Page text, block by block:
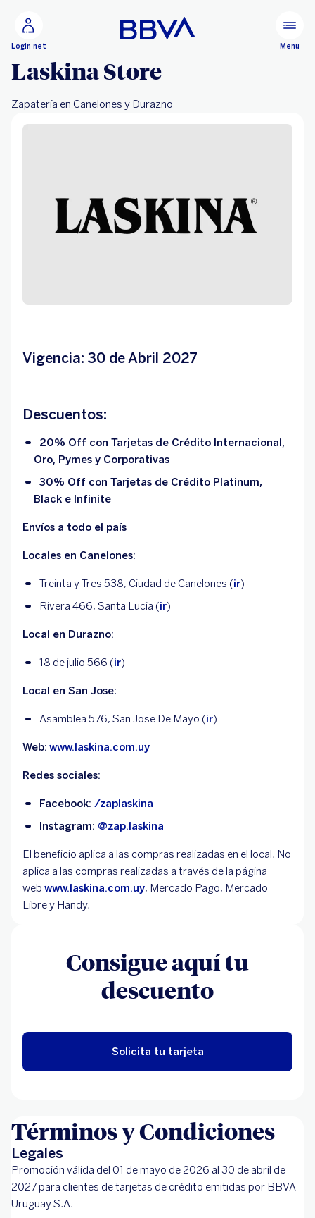
Configurar
Login net Menu
Laskina Store
Zapatería en Canelones y Durazno
Vigencia: 30 de Abril 2027
Descuentos:
20% Off con Tarjetas de Crédito Internacional,
Oro, Pymes y Corporativas
30% Off con Tarjetas de Crédito Platinum,
Black e Infinite
Envíos a todo el país
Locales en Canelones:
Treinta y Tres 538, Ciudad de Canelones (ir)
Rivera 466, Santa Lucia (ir)
Local en Durazno:
18 de julio 566 (ir)
Local en San Jose:
Asamblea 576, San Jose De Mayo (ir)
Web: www.laskina.com.uy
Redes sociales:
Facebook: /zaplaskina
Instagram: @zap.laskina
El beneficio aplica a las compras realizadas en el local. No
aplica a las compras realizadas a través de la página
web www.laskina.com.uy, Mercado Pago, Mercado
Libre y Handy.
Consigue aquí tu
descuento
Solicita tu tarjeta
Términos y Condiciones
Legales
Promoción válida del 01 de mayo de 2026 al 30 de abril de
2027 para clientes de tarjetas de crédito emitidas por BBVA
Uruguay S.A.